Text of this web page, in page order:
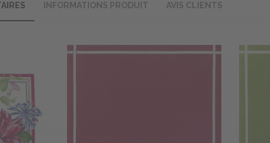
INFORMATIONS PRODUIT AVIS CLIENTS